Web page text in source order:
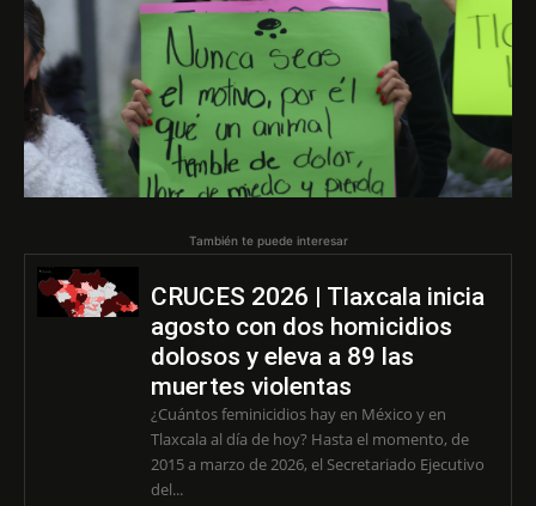
También te puede interesar
CRUCES 2026 | Tlaxcala inicia
agosto con dos homicidios
dolosos y eleva a 89 las
muertes violentas
¿Cuántos feminicidios hay en México y en
Tlaxcala al día de hoy? Hasta el momento, de
2015 a marzo de 2026, el Secretariado Ejecutivo
del...